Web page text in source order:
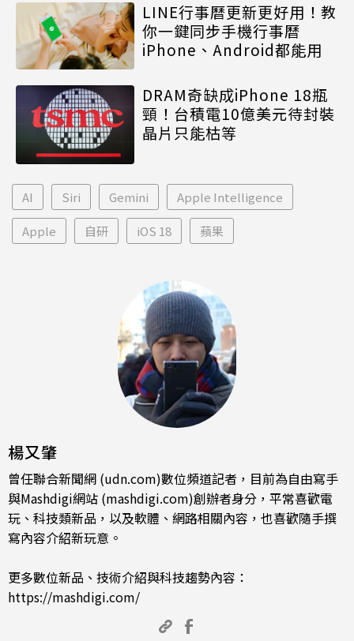
LINE行事曆更新更好用！教
你一鍵同步手機行事曆
iPhone、Android都能用
DRAM奇缺成iPhone 18瓶
頸！台積電10億美元待封裝
晶片只能枯等
AI Siri Gemini Apple Intelligence
Apple 自研 iOS 18 蘋果
楊又肇
曾任聯合新聞網 (udn.com)數位頻道記者，目前為自由寫手
與Mashdigi網站 (mashdigi.com)創辦者身分，平常喜歡電
玩、科技類新品，以及軟體、網路相關內容，也喜歡隨手撰
寫內容介紹新玩意。
更多數位新品、技術介紹與科技趨勢內容：
https://mashdigi.com/